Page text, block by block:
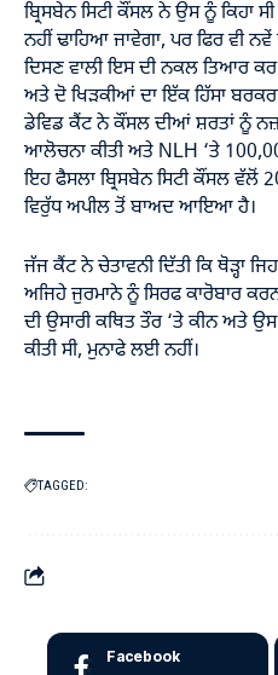
ਬ੍ਰਿਸਬੇਨ ਸਿਟੀ ਕੌਂਸਲ ਨੇ ਉਸ ਨੂੰ ਕਿਹਾ
ਨਹੀਂ ਢਾਹਿਆ ਜਾਵੇਗਾ, ਪਰ ਫਿਰ ਵੀ
ਦਿਸਣ ਵਾਲੀ ਇਸ ਦੀ ਨਕਲ ਤਿਆਰ
ਅਤੇ ਦੋ ਖਿੜਕੀਆਂ ਦਾ ਇੱਕ ਹਿੱਸਾ
ਡੇਵਿਡ ਕੈਂਟ ਨੇ ਕੌਂਸਲ ਦੀਆਂ ਸ਼ਰਤਾਂ ਨੂੰ
ਆਲੋਚਨਾ ਕੀਤੀ ਅਤੇ NLH ‘ਤੇ
ਇਹ ਫੈਸਲਾ ਬ੍ਰਿਸਬੇਨ ਸਿਟੀ ਕੌਂਸਲ ਵੱਲੋਂ
ਵਿਰੁੱਧ ਅਪੀਲ ਤੋਂ ਬਾਅਦ ਆਇਆ ਹੈ।
ਜੱਜ ਕੈਂਟ ਨੇ ਚੇਤਾਵਨੀ ਦਿੱਤੀ ਕਿ ਥੋੜ੍ਹਾ
ਅਜਿਹੇ ਜੁਰਮਾਨੇ ਨੂੰ ਸਿਰਫ ਕਾਰੋਬਾਰ
ਦੀ ਉਸਾਰੀ ਕਥਿਤ ਤੌਰ ‘ਤੇ ਕੀਨ ਅਤੇ
ਕੀਤੀ ਸੀ, ਮੁਨਾਫੇ ਲਈ ਨਹੀਂ।
TAGGED:
Facebook